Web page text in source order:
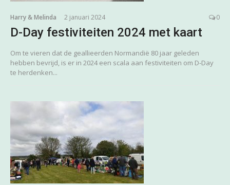
Harry & Melinda 2 januari 2024 0
D-Day festiviteiten 2024 met kaart
Om te vieren dat de geallieerden Normandië 80 jaar geleden
hebben bevrijd, is er in 2024 een scala aan festiviteiten om D-Day
te herdenken...